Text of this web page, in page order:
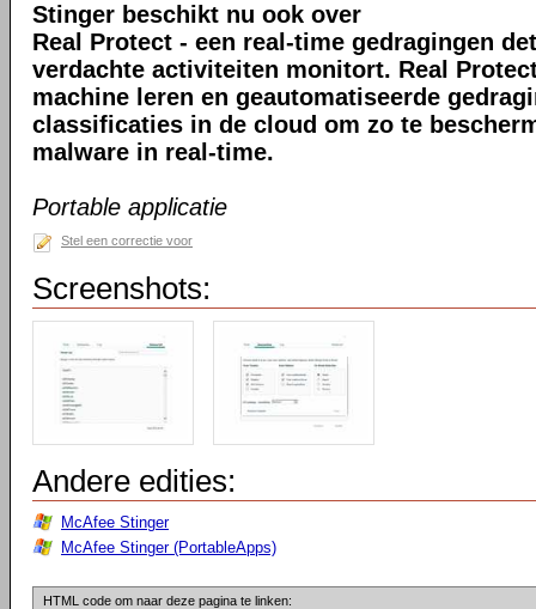
Stinger beschikt nu ook over
Real Protect - een real-time gedragingen
verdachte activiteiten monitort. Real
machine leren en geautomatiseerde
classificaties in de cloud om zo te
malware in real-time.
Portable applicatie
Stel een correctie voor
Screenshots:
Andere edities:
McAfee Stinger
McAfee Stinger (PortableApps)
HTML code om naar deze pagina te linken: